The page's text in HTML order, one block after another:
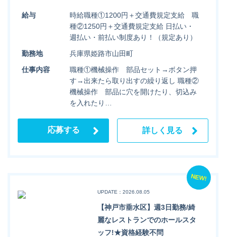
給与
時給職種①1200円＋交通費規定支給 職
種②1250円＋交通費規定支給 日払い・
週払い・前払い制度あり！（規定あり）
勤務地
兵庫県姫路市山田町
仕事内容
職種①機械操作 部品セット→ボタン押
す→出来たら取り出すの繰り返し 職種②
機械操作 部品に穴を開けたり、切込み
を入れたり…
応募する 詳しく見る
NEW!
UPDATE：2026.08.05
【神戸市垂水区】週3日勤務/綺
麗なレストランでのホールスタ
ッフ!★資格経験不問